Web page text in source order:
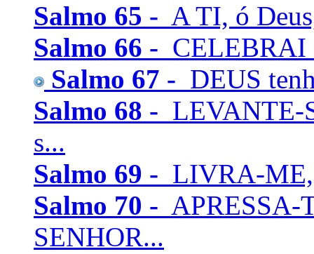
Salmo 65 - A TI, ó
Salmo 66 - CELEBRAI
Salmo 67 - DEUS
Salmo 68 - LEVANTE-
s...
Salmo 69 - LIVRA-ME,
Salmo 70 - APRESSA-
SENHOR...